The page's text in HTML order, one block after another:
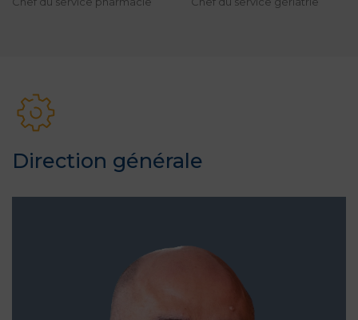
Direction générale